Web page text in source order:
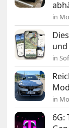
in
in
in
6G: